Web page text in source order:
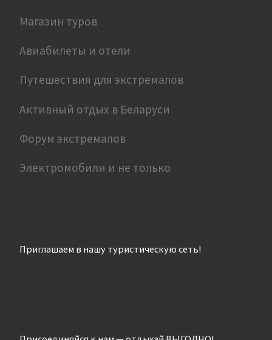
Магазин туров
Авиабилеты и отели
Путешествия для экстремалов
Активный отдых в Беларуси
Форум экстремалов
Электромобили и не только
Приглашаем в нашу туристическую сеть!